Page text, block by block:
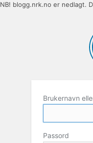
NB! blogg.nrk.no er nedlagt.
Brukernavn
Passord